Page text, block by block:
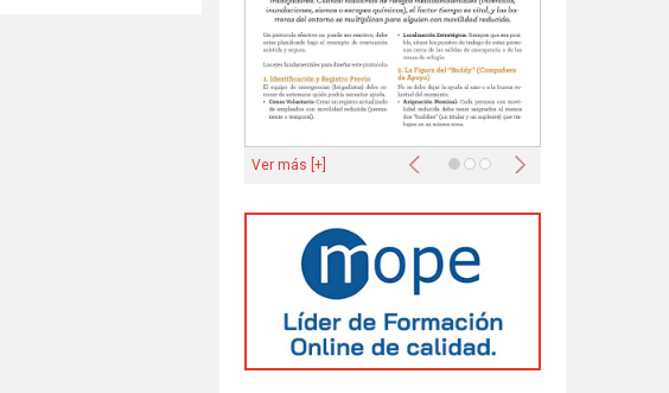
Anterior Siguiente
Ver más [+]